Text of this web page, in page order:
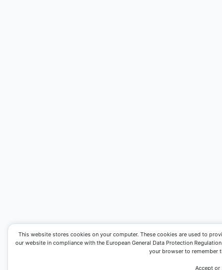
This website stores cookies on your computer. These cookies are used to
our website in compliance with the European General Data Protection
your browser to remember
Accept or